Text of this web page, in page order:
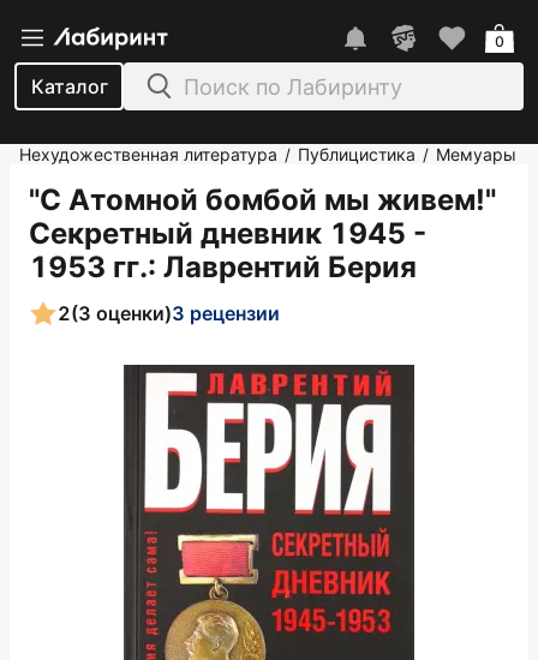
Каталог
0
Нехудожественная литература / Публицистика / Мемуары
"С Атомной бомбой мы живем!"
Секретный дневник 1945 -
1953 гг.: Лаврентий Берия
2(3 оценки)3 рецензии